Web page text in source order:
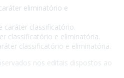
eliminatório e
caráter classificatório.
classificatório e eliminatória.
classificatório e eliminatória.
nos editais dispostos ao